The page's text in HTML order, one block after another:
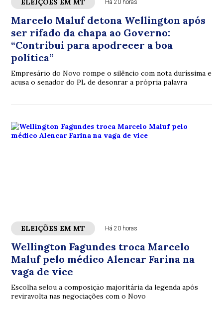
ELEIÇÕES EM MT Há 20 horas
Marcelo Maluf detona Wellington após
ser rifado da chapa ao Governo:
“Contribui para apodrecer a boa
política”
Empresário do Novo rompe o silêncio com nota duríssima e
acusa o senador do PL de desonrar a própria palavra
ELEIÇÕES EM MT Há 20 horas
Wellington Fagundes troca Marcelo
Maluf pelo médico Alencar Farina na
vaga de vice
Escolha selou a composição majoritária da legenda após
reviravolta nas negociações com o Novo